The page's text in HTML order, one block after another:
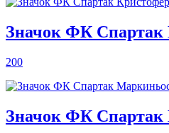
Значок ФК Спартак
200
Значок ФК Спартак